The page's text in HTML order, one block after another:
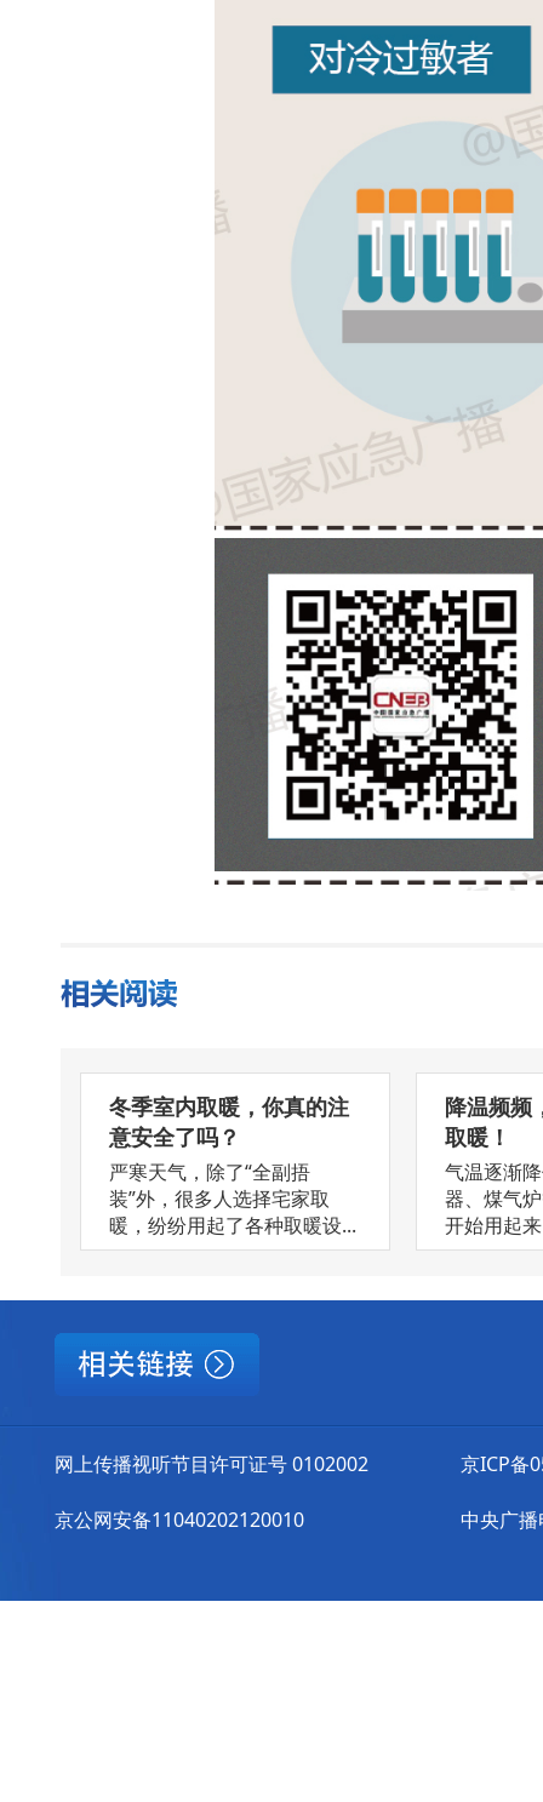
冬季室内取暖，你真的注
意安全了吗？
严寒天气，除了“全副捂
装”外，很多人选择宅家取
暖，纷纷用起了各种取暖设...
降温频频
取暖！
气温逐渐
器、煤气
开始用起
网上传播视听节目许可证号 0102002
京公网安备11040202120010
京ICP备
中央广